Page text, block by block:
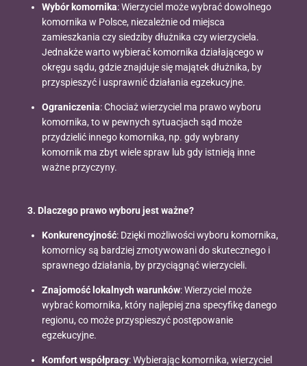
Wybór komornika: Wierzyciel może wybrać dowolnego
komornika w Polsce, niezależnie od miejsca
zamieszkania czy siedziby dłużnika czy wierzyciela.
Jednakże warto wybierać komornika działającego w
okręgu sądu, gdzie znajduje się majątek dłużnika, by
przyspieszyć i usprawnić działania egzekucyjne.
Ograniczenia: Chociaż wierzyciel ma prawo wyboru
komornika, to w pewnych sytuacjach sąd może
przydzielić innego komornika, np. gdy wybrany
komornik ma zbyt wiele spraw lub gdy istnieją inne
ważne przyczyny.
3. Dlaczego prawo wyboru jest ważne?
Konkurencyjność: Dzięki możliwości wyboru komornika,
komornicy są bardziej zmotywowani do skutecznego i
sprawnego działania, by przyciągnąć wierzycieli.
Znajomość lokalnych warunków: Wierzyciel może
wybrać komornika, który najlepiej zna specyfikę danego
regionu, co może przyspieszyć postępowanie
egzekucyjne.
Komfort współpracy: Wybierając komornika, wierzyciel